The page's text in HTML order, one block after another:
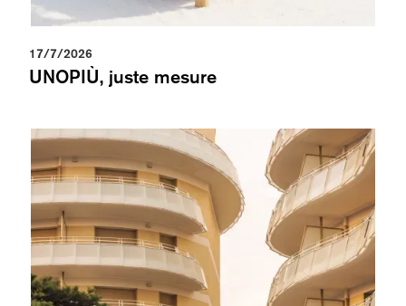
17/7/2026
UNOPIÙ, juste mesure